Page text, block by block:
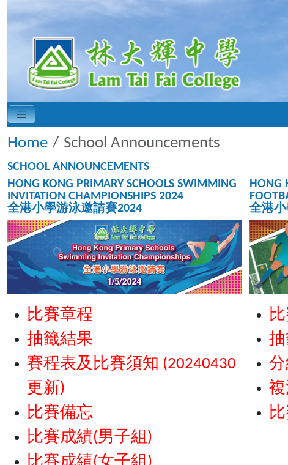
Home School Announcements
SCHOOL ANNOUNCEMENTS
HONG KONG PRIMARY SCHOOLS SWIMMING
INVITATION CHAMPIONSHIPS 2024
全港小學游泳邀請賽2024
比賽章程
抽籤結果
賽程表及比賽須知 (20240430
更新)
比賽備忘
比賽成績(男子組)
HONG
全港